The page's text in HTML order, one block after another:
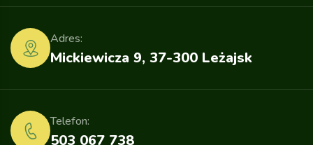
Mickiewicza 9, 37-300 Leżajsk
Adres:
503 067 738
Telefon: